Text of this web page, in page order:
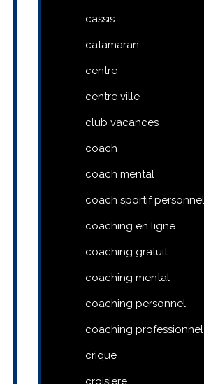
cassis
catamaran
centre
centre ville
club vacances
coach
coach mental
coach sportif personnel
coaching en ligne
coaching gratuit
coaching mental
coaching personnel
coaching professionnel
crique
croisiere